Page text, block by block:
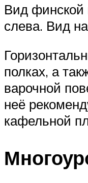
Вид финской
слева. Вид
полках, а
варочной
неё
кафельной